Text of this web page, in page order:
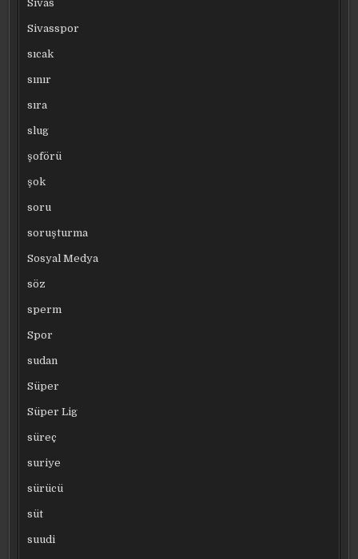
Sivas
Sivasspor
sıcak
sınır
sıra
slug
şoförü
şok
soru
soruşturma
Sosyal Medya
söz
sperm
Spor
sudan
Süper
Süper Lig
süreç
suriye
sürücü
süt
suudi